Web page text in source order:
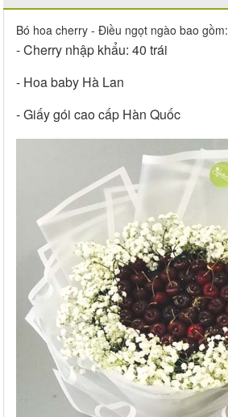
Bó hoa cherry - Điều ngọt ngào bao gồm:
- Cherry nhập khẩu: 40 trái
- Hoa baby Hà Lan
- Giấy gói cao cấp Hàn Quốc